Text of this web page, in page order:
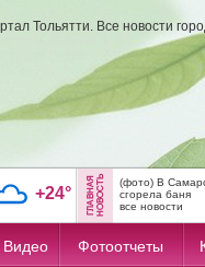
Тольятти. Все новости
+24°
(фото) В
сгорела баня
все новости
Видео Фотоотчеты